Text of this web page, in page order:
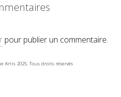
pour publier un commentaire.
2025. Tous droits réservés